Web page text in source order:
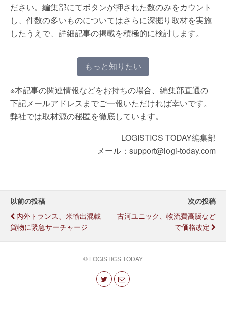
ださい。編集部にてボタンが押された数のみをカウント
し、件数の多いものについてはさらに深掘り取材を実施
したうえで、詳細記事の掲載を積極的に検討します。
もっと知りたい
※本記事の関連情報などをお持ちの場合、編集部直通の
下記メールアドレスまでご一報いただければ幸いです。
弊社では取材源の秘匿を徹底しています。
LOGISTICS TODAY編集部
メール：support@logi-today.com
以前の投稿
内外トランス、米輸出混載
貨物に緊急サーチャージ
次の投稿
古河ユニック、物流費高騰など
で価格改定
© LOGISTICS TODAY